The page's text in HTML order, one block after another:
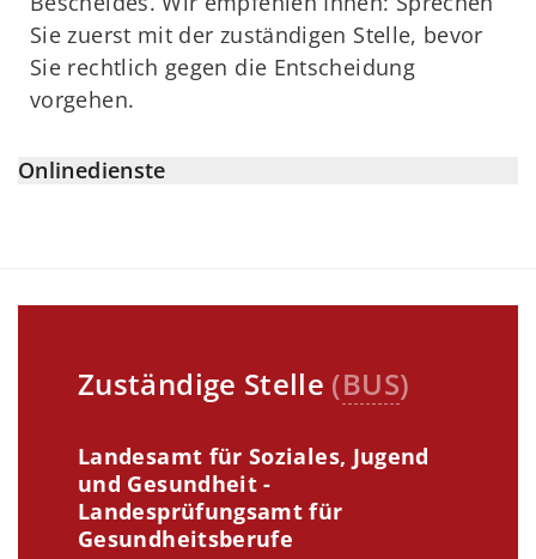
Sie zuerst mit der zuständigen Stelle, bevor
Sie rechtlich gegen die Entscheidung
vorgehen.
Onlinedienste
Zuständige Stelle (BUS)
Landesamt für Soziales, Jugend
und Gesundheit -
Landesprüfungsamt für
Gesundheitsberufe